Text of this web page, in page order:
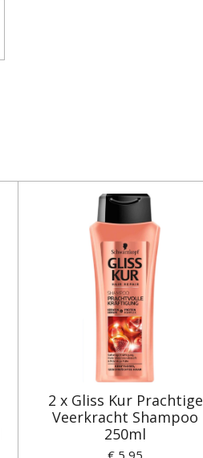
2 x Gliss Kur Prachtige
Veerkracht Shampoo
250ml
€ 5,95